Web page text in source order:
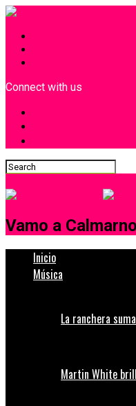
Connect with us
Vamo a Calmarno
Inicio
Música
La ranchera
Martin White